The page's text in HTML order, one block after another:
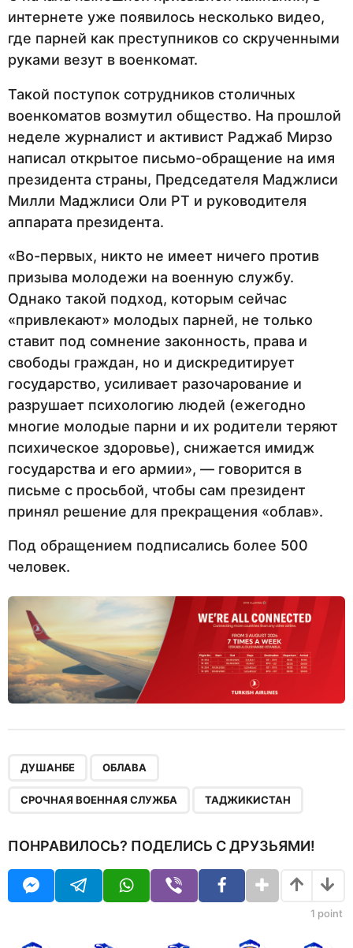
интернете уже появилось несколько видео,
где парней как преступников со скрученными
руками везут в военкомат.
Такой поступок сотрудников столичных
военкоматов возмутил общество. На прошлой
неделе журналист и активист Раджаб Мирзо
написал открытое письмо-обращение на имя
президента страны, Председателя Маджлиси
Милли Маджлиси Оли РТ и руководителя
аппарата президента.
«Во-первых, никто не имеет ничего против
призыва молодежи на военную службу.
Однако такой подход, которым сейчас
«привлекают» молодых парней, не только
ставит под сомнение законность, права и
свободы граждан, но и дискредитирует
государство, усиливает разочарование и
разрушает психологию людей (ежегодно
многие молодые парни и их родители теряют
психическое здоровье), снижается имидж
государства и его армии», — говорится в
письме с просьбой, чтобы сам президент
принял решение для прекращения «облав».
Под обращением подписались более 500
человек.
ДУШАНБЕ ОБЛАВА
СРОЧНАЯ ВОЕННАЯ СЛУЖБА ТАДЖИКИСТАН
ПОНРАВИЛОСЬ? ПОДЕЛИСЬ С ДРУЗЬЯМИ!
1 point